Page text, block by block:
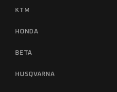
KTM
HONDA
BETA
HUSQVARNA